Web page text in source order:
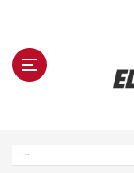
n El